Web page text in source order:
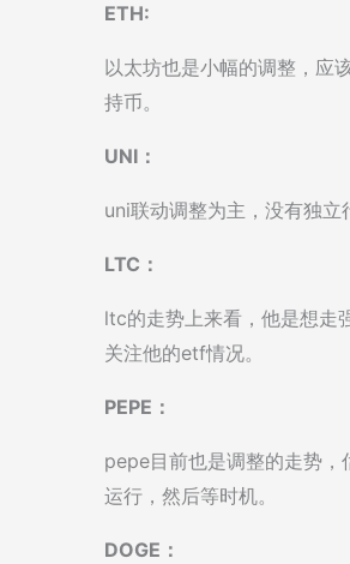
ETH:
以太坊也是小幅的调整，应
持币。
UNI：
uni联动调整为主，没有独立
LTC：
ltc的走势上来看，他是想走
关注他的etf情况。
PEPE：
pepe目前也是调整的走势，
运行，然后等时机。
DOGE：